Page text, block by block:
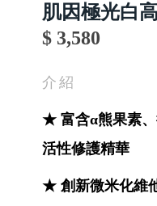
肌因極光白
$ 3,580
介紹
★ 富含α熊果素
活性修護精華
★ 創新微米化維